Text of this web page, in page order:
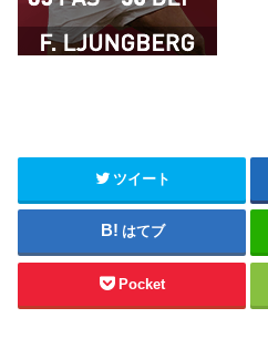
ツイート
はてブ
Pocket